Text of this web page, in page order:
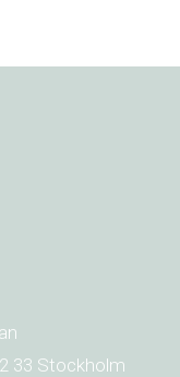
33 Stockholm